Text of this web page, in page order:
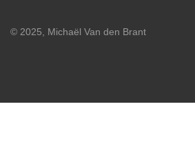
© 2025, Michaël Van den Brant